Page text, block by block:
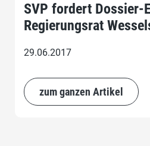
SVP fordert Dossier-
Regierungsrat
29.06.2017
zum ganzen Artikel